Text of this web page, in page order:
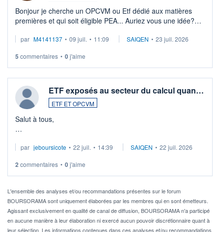
Bonjour je cherche un OPCVM ou Etf dédié aux matières
premières et qui soit éligible PEA... Auriez vous une idée?
par M4141137 • 09 juil. • 11:09 SAIQEN • 23 juil. 2026
5 commentaires • 0j'aime
ETF exposés au secteur du calcul quan…
ETF ET OPCVM
Salut à tous,
via un ETF plutôt que des actions individuelles.
Idéalement, je voudrais qu'il soit éligible au PEA.
Pour l' ...
par jeboursicote • 22 juil. • 14:39 SAIQEN • 22 juil. 2026
2 commentaires • 0j'aime
L'ensemble des analyses et/ou recommandations présentes sur le forum
BOURSORAMA sont uniquement élaborées par les membres qui en sont émetteurs.
Agissant exclusivement en qualité de canal de diffusion, BOURSORAMA n'a participé
en aucune manière à leur élaboration ni exercé aucun pouvoir discrétionnaire quant à
leur sélection. Les informations contenues dans ces analyses et/ou recommandations